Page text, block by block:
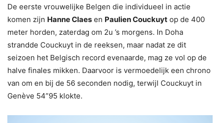
De eerste vrouwelijke Belgen die individueel in actie
komen zijn Hanne Claes en Paulien Couckuyt op de 400
meter horden, zaterdag om 2u ’s morgens. In Doha
strandde Couckuyt in de reeksen, maar nadat ze dit
seizoen het Belgisch record evenaarde, mag ze vol op de
halve finales mikken. Daarvoor is vermoedelijk een chrono
van om en bij de 56 seconden nodig, terwijl Couckuyt in
Genève 54”95 klokte.